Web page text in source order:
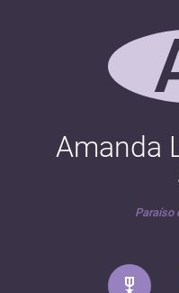
Amanda
Paraíso